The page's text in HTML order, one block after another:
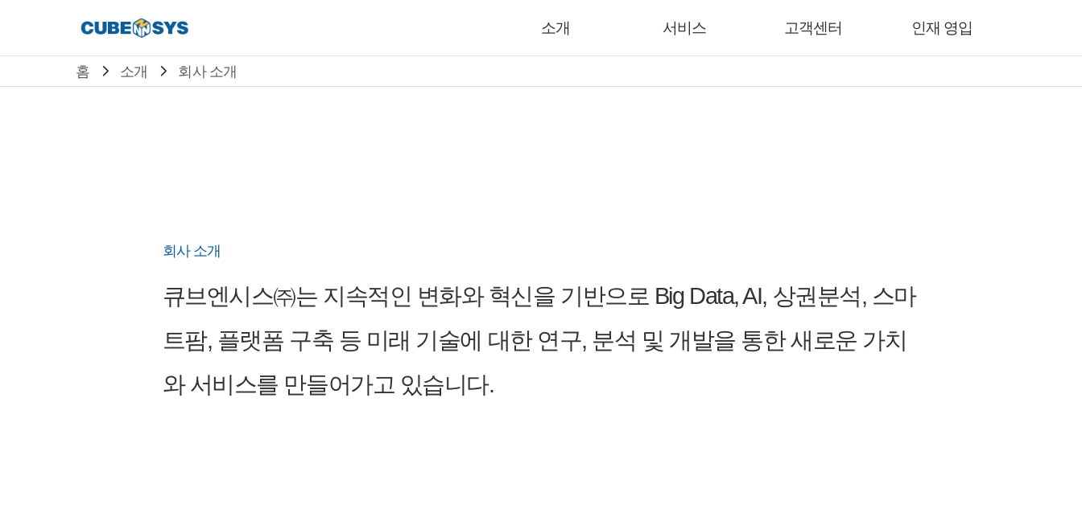
소개 서비스 고객센터 인재 영입
홈 소개 회사 소개
회사 소개
큐브엔시스㈜는 지속적인 변화와 혁신을 기반으로 Big Data, AI, 상권분석, 스마
트팜, 플랫폼 구축 등 미래 기술에 대한 연구, 분석 및 개발을 통한 새로운 가치
와 서비스를 만들어가고 있습니다.